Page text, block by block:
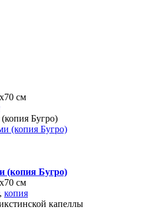
см
Бугро)
(копия Бугро)
см
, копия
капеллы